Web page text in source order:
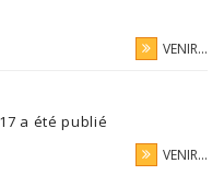
VENIR...
a été publié
VENIR...